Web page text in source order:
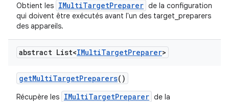
Obtient les IMultiTargetPreparer de la configuration
qui doivent être exécutés avant l'un des target_preparers
des appareils.
abstract List<IMultiTargetPreparer>
getMultiTargetPreparers()
Récupère les IMultiTargetPreparer de la